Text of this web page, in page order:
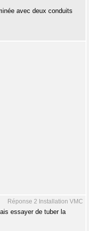
avec deux conduits
Réponse 2 Installation VMC
essayer de tuber la